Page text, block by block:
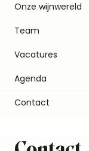
Onze wijnwereld
Team
Vacatures
Agenda
Contact